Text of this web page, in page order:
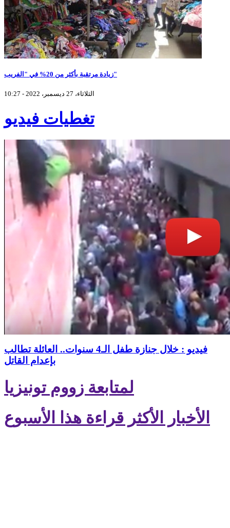
زيادة مرتقبة بأكثر من 20% في "الفريب"
الثلاثاء، 27 ديسمبر، 2022 - 10:27
تغطيات فيديو
فيديو : خلال جنازة طفل الـ4 سنوات.. العائلة تطالب
بإعدام القاتل
لمتابعة زووم تونيزيا
الأخبار الأكثر قراءة هذا الأسبوع